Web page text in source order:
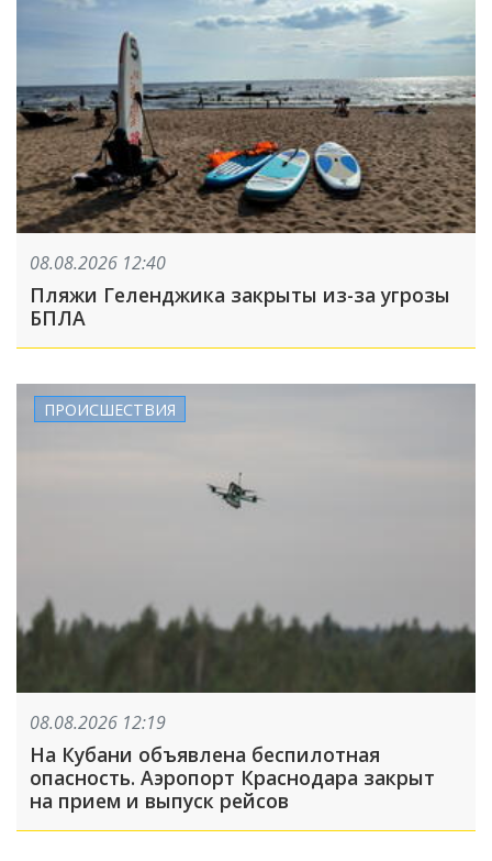
08.08.2026 12:40
Пляжи Геленджика закрыты из-за угрозы
БПЛА
ПРОИСШЕСТВИЯ
08.08.2026 12:19
На Кубани объявлена беспилотная
опасность. Аэропорт Краснодара закрыт
на прием и выпуск рейсов